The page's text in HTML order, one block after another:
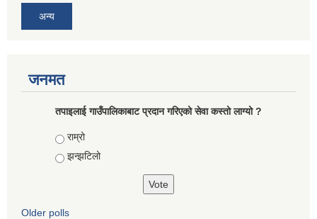
अन्य
जनमत
तपाइलाई गाउँपालिकाबाट प्रदान गरिएको सेवा कस्तो लाग्यो ?
Choices
राम्रो
झन्झटिलो
Older polls